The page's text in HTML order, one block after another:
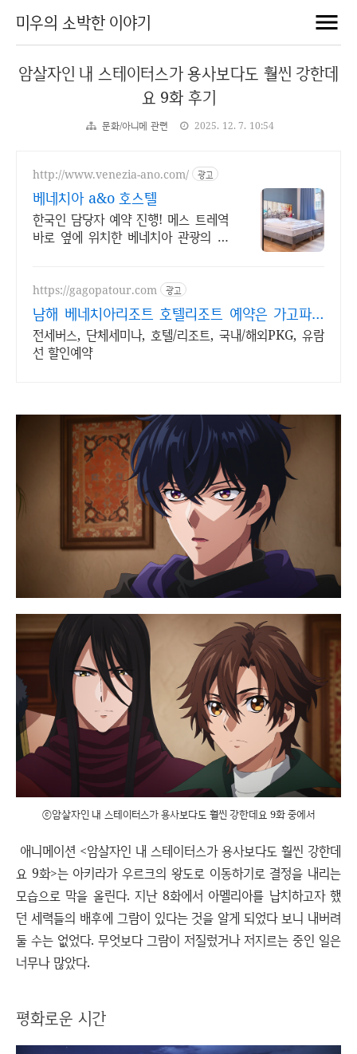
미우의 소박한 이야기
암살자인 내 스테이터스가 용사보다도 훨씬 강한데
요 9화 후기
문화/아니메 관련 2025. 12. 7. 10:54
http://www.venezia-ano.com/ 광고
베네치아 a&o 호스텔
한국인 담당자 예약 진행! 메스 트레역
바로 옆에 위치한 베네치아 관광의 시
https://gagopatour.com 광고
남해 베네치아리조트 호텔리조트 예약은 가고파여
행
전세버스, 단체세미나, 호텔/리조트, 국내/해외PKG, 유람
선 할인예약
ⓒ암살자인 내 스테이터스가 용사보다도 훨씬 강한데요 9화 중에서
애니메이션 <암살자인 내 스테이터스가 용사보다도 훨씬 강한데
요 9화>는 아키라가 우르크의 왕도로 이동하기로 결정을 내리는
모습으로 막을 올린다. 지난 8화에서 아멜리아를 납치하고자 했
던 세력들의 배후에 그람이 있다는 것을 알게 되었다 보니 내버려
둘 수는 없었다. 무엇보다 그람이 저질렀거나 저지르는 중인 일은
너무나 많았다.
평화로운 시간